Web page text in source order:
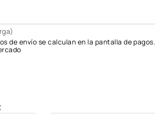
de envío se calculan en la pantalla de pagos.